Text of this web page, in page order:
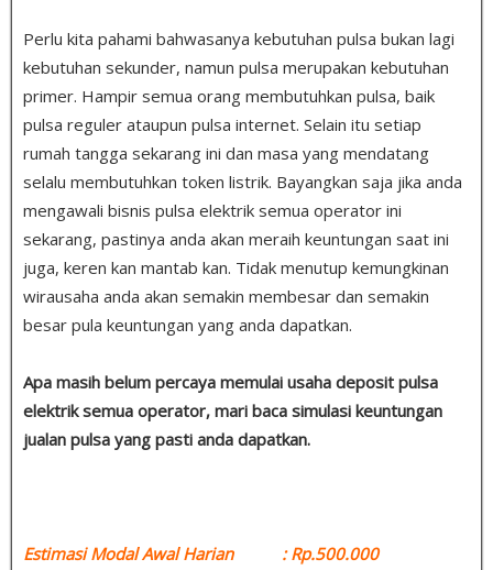
Perlu kita pahami bahwasanya kebutuhan pulsa bukan lagi
kebutuhan sekunder, namun pulsa merupakan kebutuhan
primer. Hampir semua orang membutuhkan pulsa, baik
pulsa reguler ataupun pulsa internet. Selain itu setiap
rumah tangga sekarang ini dan masa yang mendatang
selalu membutuhkan token listrik. Bayangkan saja jika anda
mengawali bisnis pulsa elektrik semua operator ini
sekarang, pastinya anda akan meraih keuntungan saat ini
juga, keren kan mantab kan. Tidak menutup kemungkinan
wirausaha anda akan semakin membesar dan semakin
besar pula keuntungan yang anda dapatkan.
Apa masih belum percaya memulai usaha deposit pulsa
elektrik semua operator, mari baca simulasi keuntungan
jualan pulsa yang pasti anda dapatkan.
Estimasi Modal Awal Harian : Rp.500.000